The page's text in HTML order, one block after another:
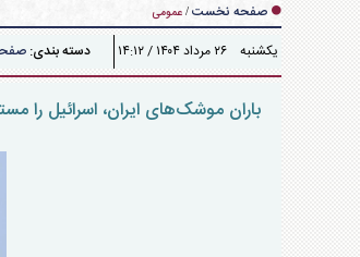
صفحه نخست / عمومی
يکشنبه ۲۶ مرداد ۱۴۰۴ / ۱۴:۱۲ دسته بندی:
باران موشک‌های ایران، اسرائیل را